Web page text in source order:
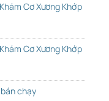
Cơ Xương Khớp
Cơ Xương Khớp
chạy